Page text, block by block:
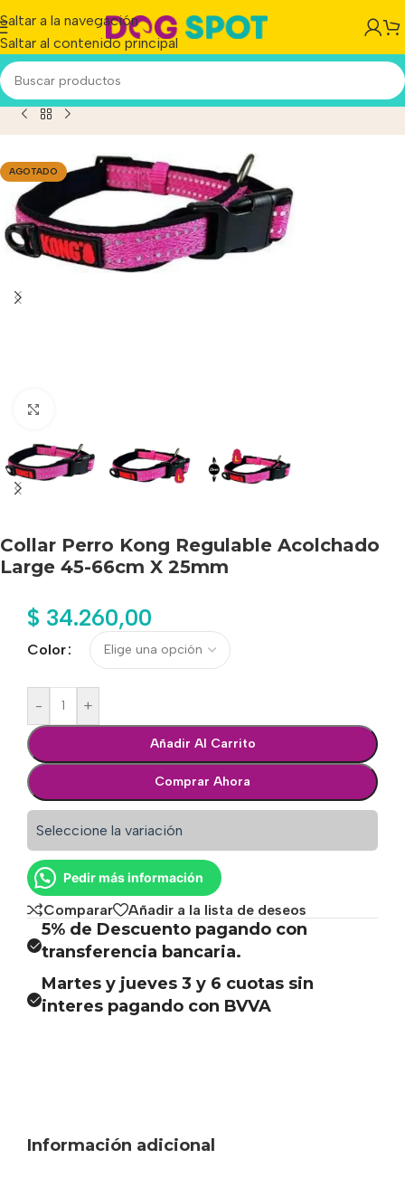
Saltar a la navegación
Saltar al contenido principal
Kong Regulable Acolchado Large 45-66cm X 25mm
AGOTADO
Collar Perro Kong Regulable Acolchado
Large 45-66cm X 25mm
$ 34.260,00
Color
- +
Añadir Al Carrito
Comprar Ahora
Seleccione la variación
Pedir más información
Comparar Añadir a la lista de deseos
5% de Descuento pagando con
transferencia bancaria.
Martes y jueves 3 y 6 cuotas sin
interes pagando con BVVA
Información adicional